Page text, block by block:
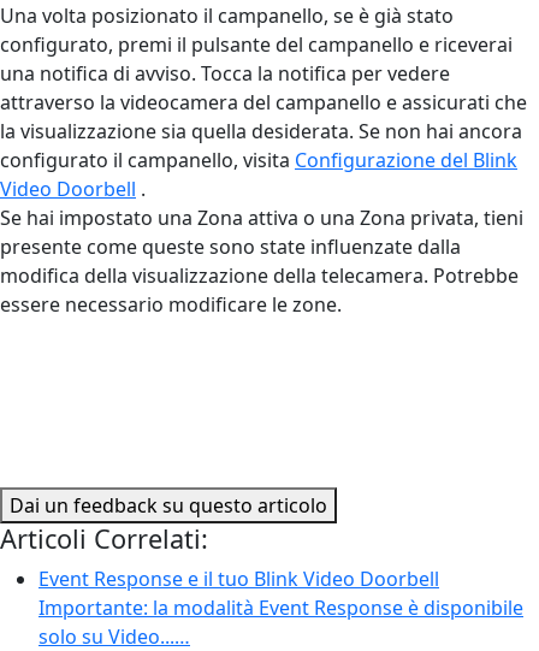
Una volta posizionato il campanello, se è già stato
configurato, premi il pulsante del campanello e riceverai
una notifica di avviso. Tocca la notifica per vedere
attraverso la videocamera del campanello e assicurati che
la visualizzazione sia quella desiderata. Se non hai ancora
configurato il campanello, visita Configurazione del Blink
Video Doorbell ‍.
Se hai impostato una Zona attiva o una Zona privata, tieni
presente come queste sono state influenzate dalla
modifica della visualizzazione della telecamera. Potrebbe
essere necessario modificare le zone.
Dai un feedback su questo articolo
Articoli Correlati:
Event Response e il tuo Blink Video Doorbell
Importante: la modalità Event Response è disponibile
solo su Video...…